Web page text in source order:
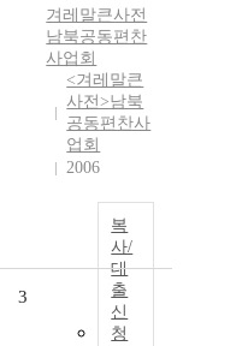
겨레말큰사전
남북공동편찬
사업회
<겨레말큰
사전>남북
공동편찬사
업회
2006
복
사/
대
출
신
청
3